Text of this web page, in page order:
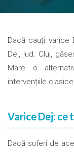
Dacă cauți varice
Dej, jud. Cluj,
Mare o
intervențiile
Varice Dej: ce
Dacă suferi de